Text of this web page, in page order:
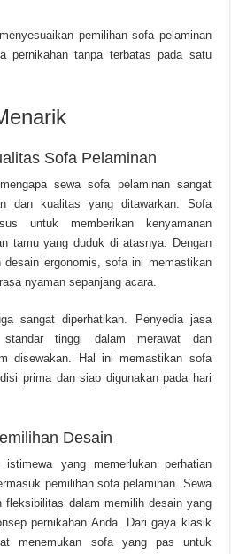
pemilihan sofa pelaminan
pernikahan tanpa terbatas pada satu
Sofa Pelaminan
sewa sofa pelaminan sangat
dan kualitas yang ditawarkan. Sofa
untuk memberikan kenyamanan
tamu yang duduk di atasnya. Dengan
desain ergonomis, sofa ini memastikan
nyaman sepanjang acara.
sangat diperhatikan. Penyedia jasa
tinggi dalam merawat dan
disewakan. Hal ini memastikan sofa
prima dan siap digunakan pada hari
Desain
istimewa yang memerlukan perhatian
pemilihan sofa pelaminan. Sewa
fleksibilitas dalam memilih desain yang
pernikahan Anda. Dari gaya klasik
menemukan sofa yang pas untuk